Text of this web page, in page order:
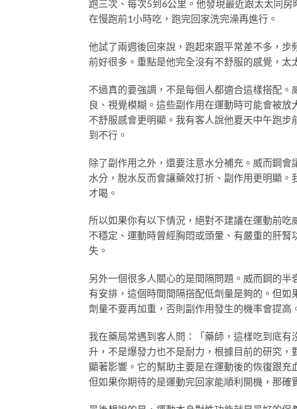
跑三次、每次5到6公里。他發現最近跟太太同
在慢跑前1小時吃，跑完回家洗完澡再進行。
他試了兩週後回來說，跑起來跟平常差不多，
前好很多。重點是他完全沒有不舒服的感覺，太
不過真的要強調，不是每個人都適合這樣搭配
良、視覺模糊。這些副作用在運動時可能會被
不舒服感會更明顯。我有客人說他夏天中午跑
到不行。
除了副作用之外，還要注意水分補充。威而鋼
水分，脫水反而會讓藥效打折、副作用更明顯
才喝。
所以如果你有以下情況，絕對不建議在運動前
不穩定、運動時曾經胸悶或頭暈、有嚴重的肝
失。
另外一個很多人關心的是間隔問題。威而鋼的
有安排，這個時間間隔搭配低劑量是夠的。但
劑量不要再加重，否則副作用發生的機率會提高
我在藥局常遇到客人問：「藥師，這樣吃到底
升，不是爆發力也不是耐力，根據目前的研究
顯著影響。它的幫助主要是在運動後的恢復跟
但如果你期待的是運動完回家能順利開機，那確